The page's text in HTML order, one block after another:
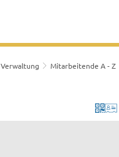
Verwaltung
Mitarbeitende A - Z